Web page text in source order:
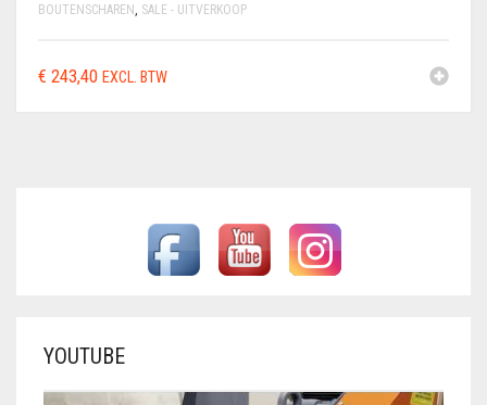
BOUTENSCHAREN, SALE - UITVERKOOP
€ 243,40 EXCL. BTW
YOUTUBE